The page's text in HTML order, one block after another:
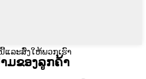
ແລະສົ່ງໃຫ້ພວກເຮົາ
ມຂອງລູກຄ້າ